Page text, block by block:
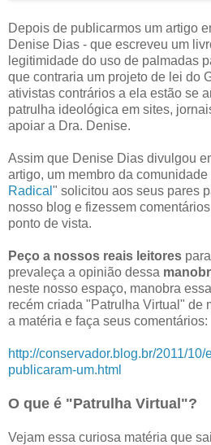
Depois de publicarmos um artigo
Denise Dias - que escreveu um
legitimidade do uso de palmadas
que contraria um projeto de lei do
ativistas contrários a ela estão se
patrulha ideológica em sites,
apoiar a Dra. Denise.
Assim que Denise Dias divulgou
artigo, um membro da comunidade
Radical " solicitou aos seus pares
nosso blog e fizessem
ponto de vista.
Peço a nossos reais leitores
prevaleça a opinião dessa
neste nosso espaço, manobra
recém criada "Patrulha Virtual" de
a matéria e faça seus comentários:
http://conservador.blog.br/2011/
publicaram-um.html
O que é "Patrulha Virtual"?
Vejam essa curiosa matéria que